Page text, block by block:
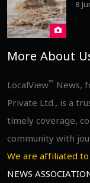
8
More About
LocalView™ News,
Private Ltd., is a
timely coverage,
community with
We are affiliated
NEWS